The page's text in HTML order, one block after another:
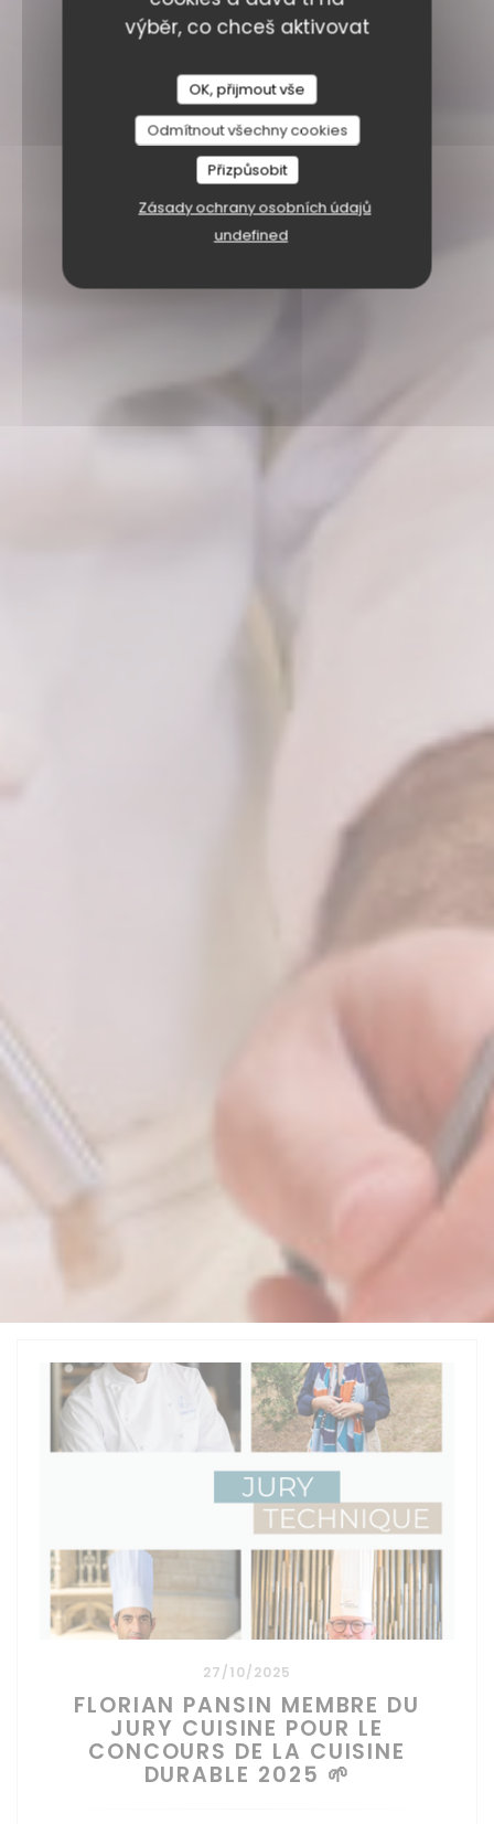
výběr, co chceš aktivovat
OK, přijmout vše
Odmítnout všechny cookies
Přizpůsobit
Zásady ochrany osobních údajů
undefined
27/10/2025
FLORIAN PANSIN MEMBRE DU
JURY CUISINE POUR LE
CONCOURS DE LA CUISINE
DURABLE 2025 🌱